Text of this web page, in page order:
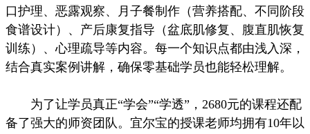
口护理、恶露观察、月子餐制作（营养搭配、不同阶段
食谱设计）、产后康复指导（盆底肌修复、腹直肌恢复
训练）、心理疏导等内容。每一个知识点都由浅入深，
结合真实案例讲解，确保零基础学员也能轻松理解。
为了让学员真正“学会”“学透”，2680元的课程还配
备了强大的师资团队。宜尔宝的授课老师均拥有10年以